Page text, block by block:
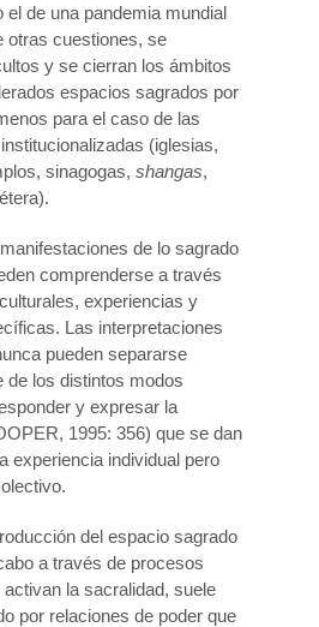
el de una pandemia mundial
otras cuestiones, se
y se cierran los ámbitos
espacios sagrados por
para el caso de las
(iglesias,
sinagogas, shangas,
de lo sagrado
comprenderse a través
experiencias y
Las interpretaciones
pueden separarse
de los distintos modos
y expresar la
1995: 356) que se dan
experiencia individual pero
del espacio sagrado
a través de procesos
la sacralidad, suele
por relaciones de poder que